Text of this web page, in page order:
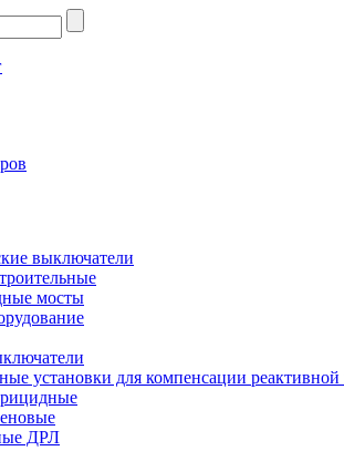
выключатели
мосты
установки для компенсации
ДРЛ